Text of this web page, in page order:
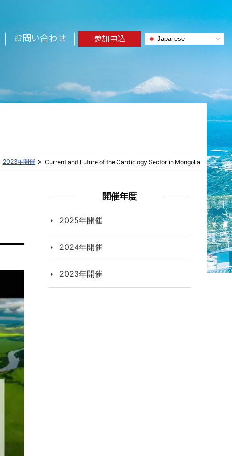
お問い合わせ 参加申込 Japanese
2023年開催 > Current and Future of the Cardiology Sector in Mongolia
開催年度
2025年開催
2024年開催
2023年開催